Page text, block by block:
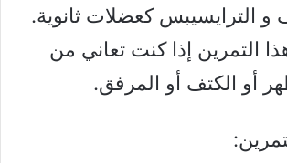
و الترايسيبس كعضلات ثانوية.
التمرين إذا كنت تعاني من
أو الكتف أو المرفق.